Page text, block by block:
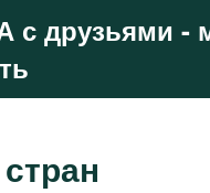
с друзьями -